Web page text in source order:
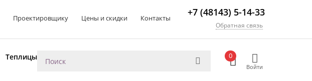
Проектировщику Цены и скидки Контакты
+7 (48143) 5-14-33
Обратная связь
Теплицы 0
Войти